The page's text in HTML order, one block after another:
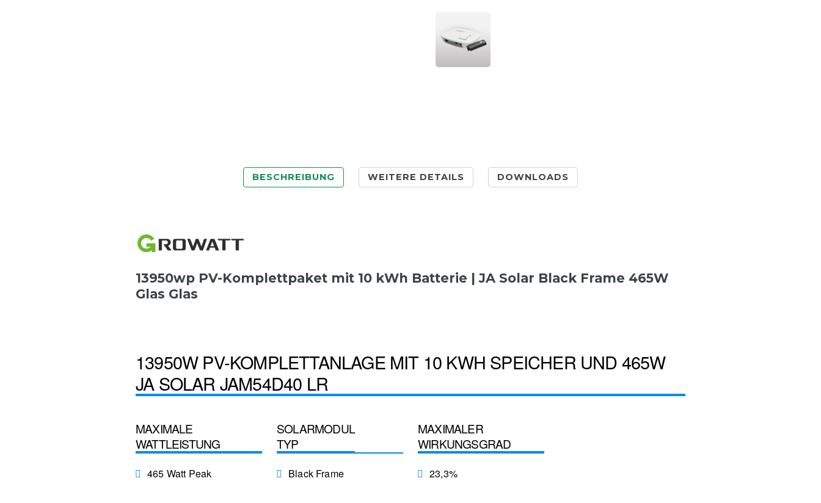
BESCHREIBUNG WEITERE DETAILS DOWNLOADS
13950wp PV-Komplettpaket mit 10 kWh Batterie | JA Solar Black Frame 465W
Glas Glas
13950W PV-KOMPLETTANLAGE MIT 10 KWH SPEICHER UND 465W
JA SOLAR JAM54D40 LR
MAXIMALE
WATTLEISTUNG
465 Watt Peak
SOLARMODUL
TYP
Black Frame
MAXIMALER
WIRKUNGSGRAD
23,3%